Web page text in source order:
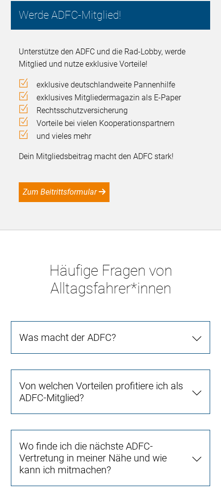
Werde ADFC-Mitglied!
Unterstütze den ADFC und die Rad-Lobby, werde
Mitglied und nutze exklusive Vorteile!
exklusive deutschlandweite Pannenhilfe
exklusives Mitgliedermagazin als E-Paper
Rechtsschutzversicherung
Vorteile bei vielen Kooperationspartnern
und vieles mehr
Dein Mitgliedsbeitrag macht den ADFC stark!
Zum Beitrittsformular
Häufige Fragen von
Alltagsfahrer*innen
Was macht der ADFC?
Von welchen Vorteilen profitiere ich als
ADFC-Mitglied?
Wo finde ich die nächste ADFC-
Vertretung in meiner Nähe und wie
kann ich mitmachen?